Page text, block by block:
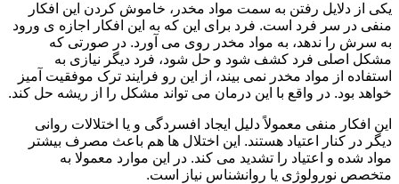
یکی از دلایل رفتن به سمت مواد مخدر، خاموش کردن این افکار
منفی در سر فرد است. فرد برای این که به این افکار اجازه ی ورود
به سرش را ندهد، به مواد مخدر روی می آورد. در صورتی که
مشکل اصلی فرد کشف شود و حل شود، فرد دیگر نیازی به
استفاده از مواد مخدر نمی بیند، از این رو فرایند ترک موفقیت آمیز
خواهد بود. در واقع با این درمان می تواند مشکل را از ریشه حل کند.
این افکار منفی معمولاً دلیل ایجاد افسردگی و یا اختلالات روانی
دیگر در کنار اعتیاد هستند. این اختلال ها هم باعث مصرف بیشتر
مواد شده و اعتیاد را تشدید می کند. در این موارد معمولا به
متخصص نورولوژی یا روانشناس نیاز است.